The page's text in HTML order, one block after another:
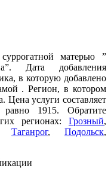
матерью ”
Дата добавления
в которую добавлено
. Регион, в котором
Цена услуги составляет
1915. Обратите
регионах: Грозный,
Таганрог, Подольск,